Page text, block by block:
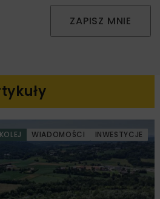
ZAPISZ MNIE
KOLEJ WIADOMOŚCI INWESTYCJE